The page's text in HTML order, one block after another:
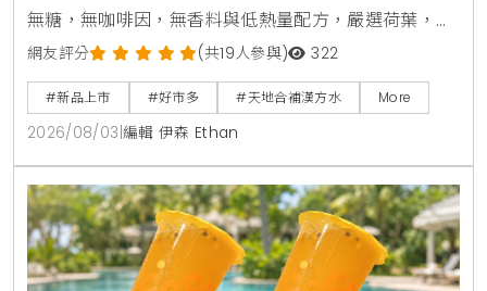
無糖，無咖啡因，無香料與低熱量配方，嚴選荷葉，薏
仁，山楂等草本素材，口感甘潤清爽。產品於2026年8
月上旬全台好市多Costco獨家上市，每箱24入售價
729元，提供日常輕鬆補水新選擇。
網友評分 (共19人參與) 322
#新品上市 #好市多 #天地合補漢方水 More
2026/08/03 編輯 伊森 Ethan